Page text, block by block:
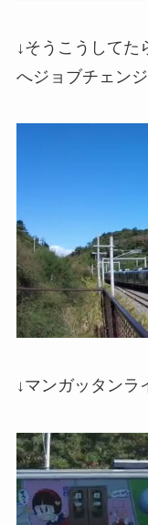
↓そうこうしてた
へジョブチェンジ
↓マンガッタンラ